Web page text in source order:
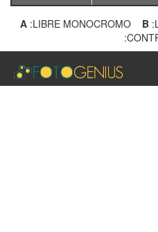
A :LIBRE MONOCROMO B